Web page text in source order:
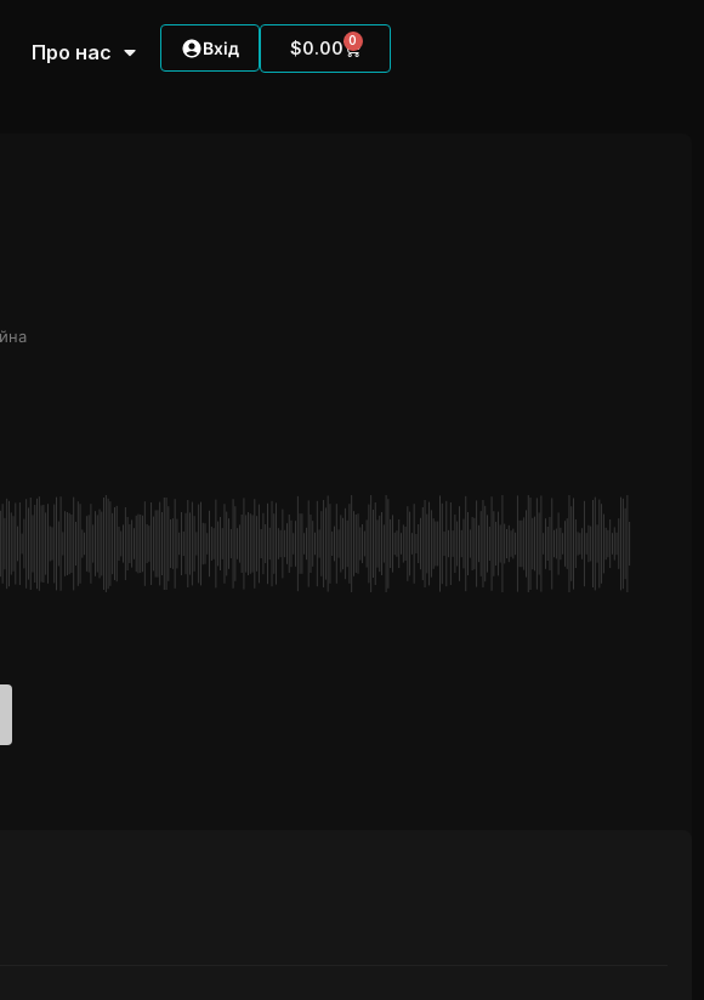
Про нас Вхід $0.00 0